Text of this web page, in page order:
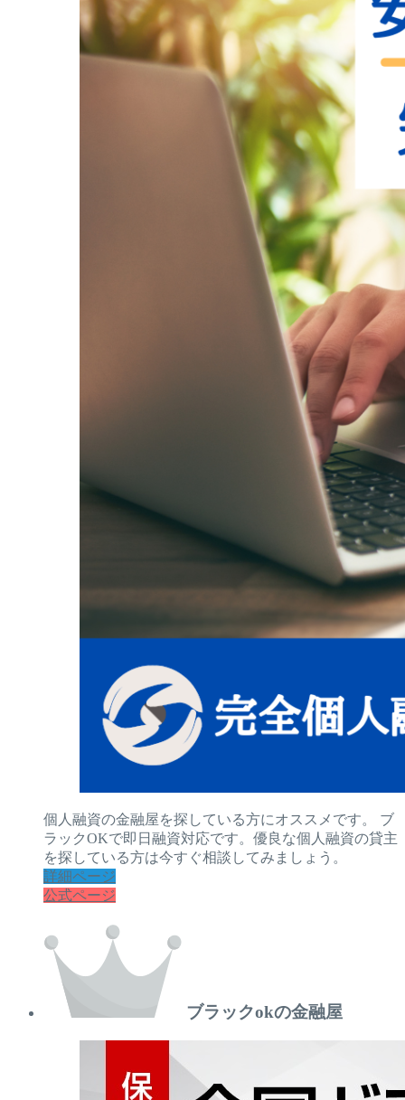
個人融資の金融屋を探している方にオススメです。 ブ
ラックOKで即日融資対応です。優良な個人融資の貸主
を探している方は今すぐ相談してみましょう。
詳細ページ
公式ページ
ブラックokの金融屋